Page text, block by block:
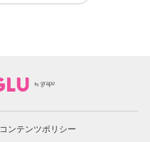
コンテンツポリシー